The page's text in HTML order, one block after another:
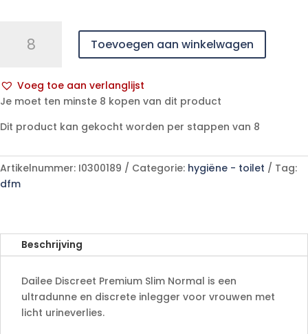
Discreet
Normal
-
30
aantal
Toevoegen aan winkelwagen
Voeg toe aan verlanglijst
A
t
r
n
e
Je moet ten minste 8 kopen van dit product
Dit product kan gekocht worden per stappen van 8
Artikelnummer: I0300189 Categorie: hygiëne - toilet
Tag:
dfm
Beschrijving
Dailee Discreet Premium Slim Normal is een
ultradunne en discrete inlegger voor vrouwen met
licht urineverlies.